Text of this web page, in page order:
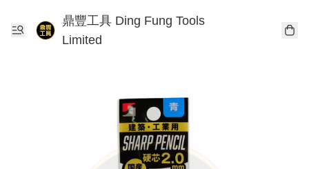
鼎豐工具 Ding Fung Tools
Limited